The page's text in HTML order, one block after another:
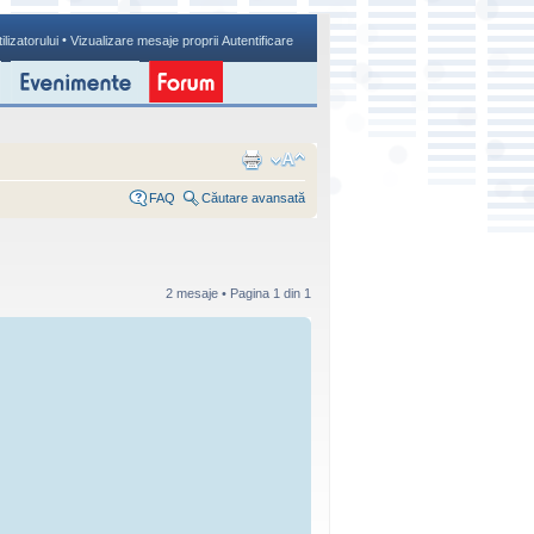
• Vizualizare mesaje proprii Autentificare
FAQ Căutare avansată
2 mesaje • Pagina 1 din 1